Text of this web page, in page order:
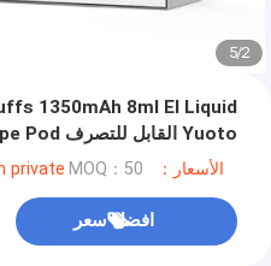
2
/
5
1350mAh 8ml El Liquid
Yuoto القابل للتصرف VAPE Yuotovape Vape Pod
الأسعار：Talk in private MOQ：50 جهاز كمبيوتر شخصى
افضل سعر